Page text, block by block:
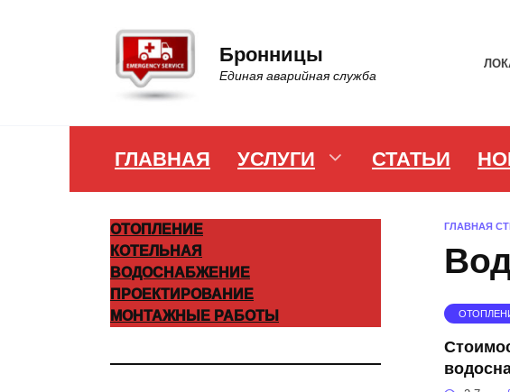
Бронницы
Единая аварийная служба
ГЛАВНАЯ УСЛУГИ СТАТЬИ
ГЛАВНАЯ
ОТОПЛЕНИЕ
КОТЕЛЬНАЯ
ВОДОСНАБЖЕНИЕ
ПРОЕКТИРОВАНИЕ
МОНТАЖНЫЕ РАБОТЫ